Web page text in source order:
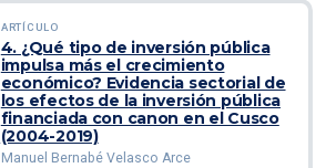
ARTÍCULO
4. ¿Qué tipo de inversión pública
impulsa más el crecimiento
económico? Evidencia sectorial de
los efectos de la inversión pública
financiada con canon en el Cusco
(2004-2019)
Manuel Bernabé Velasco Arce